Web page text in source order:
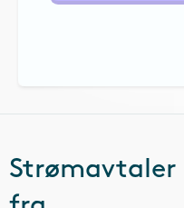
Strømavtaler